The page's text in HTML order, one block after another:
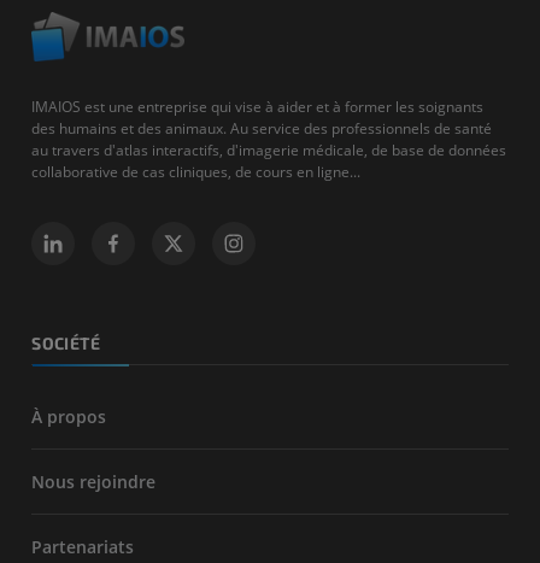
IMAIOS est une entreprise qui vise à aider et à former les soignants
des humains et des animaux. Au service des professionnels de santé
au travers d'atlas interactifs, d'imagerie médicale, de base de données
collaborative de cas cliniques, de cours en ligne...
SOCIÉTÉ
À propos
Nous rejoindre
Partenariats